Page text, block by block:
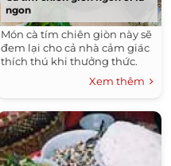
ngon
Món cà tím chiên giòn này sẽ
đem lại cho cả nhà cảm giác
thích thú khi thưởng thức.
Xem thêm